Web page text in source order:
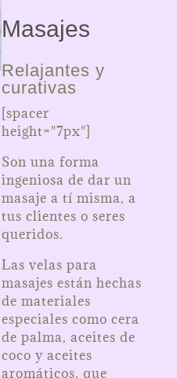
Masajes
Relajantes y
curativas
[spacer
height="7px"]
Son una forma
ingeniosa de dar un
masaje a tí misma, a
tus clientes o seres
queridos.
Las velas para
masajes están hechas
de materiales
especiales como cera
de palma, aceites de
coco y aceites
aromáticos, que